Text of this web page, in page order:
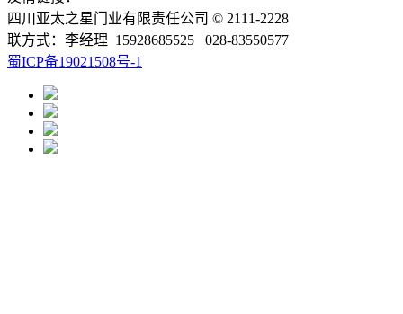
四川亚太之星门业有限责任公司 © 2111-2228
联方式：李经理 15928685525 028-83550577
蜀ICP备19021508号-1